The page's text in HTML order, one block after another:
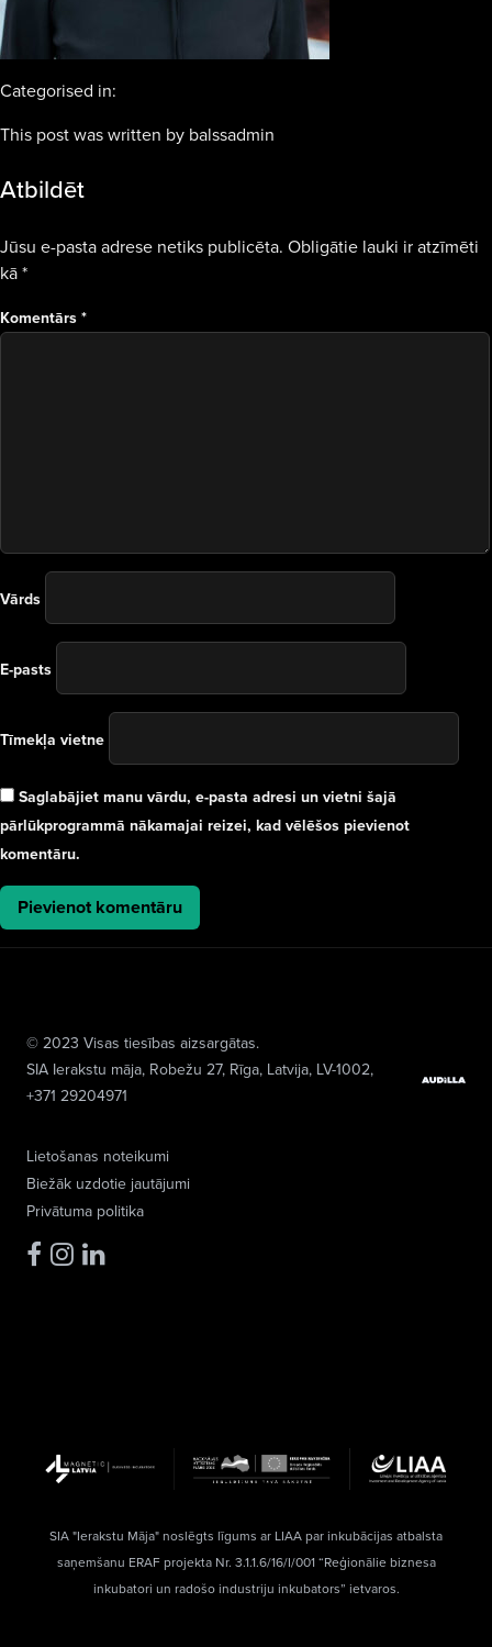
Categorised in:
This post was written by balssadmin
Atbildēt
Jūsu e-pasta adrese netiks publicēta. Obligātie lauki ir atzīmēti
kā*
Komentārs*
Vārds
E-pasts
Tīmekļa vietne
Saglabājiet manu vārdu, e-pasta adresi un vietni šajā
pārlūkprogrammā nākamajai reizei, kad vēlēšos pievienot
komentāru.
Lietošanas noteikumi
Biežāk uzdotie jautājumi
Privātuma politika
© 2023 Visas tiesības aizsargātas.
SIA Ierakstu māja, Robežu 27, Rīga, Latvija, LV-1002,
+371 29204971
SIA "Ierakstu Māja" noslēgts līgums ar LIAA par inkubācijas atbalsta
saņemšanu ERAF projekta Nr. 3.1.1.6/16/I/001 “Reģionālie biznesa
inkubatori un radošo industriju inkubators” ietvaros.